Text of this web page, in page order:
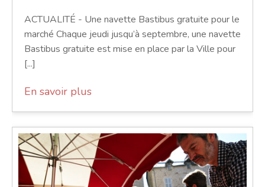
ACTUALITÉ - Une navette Bastibus gratuite pour le
marché Chaque jeudi jusqu’à septembre, une navette
Bastibus gratuite est mise en place par la Ville pour
[...]
En savoir plus